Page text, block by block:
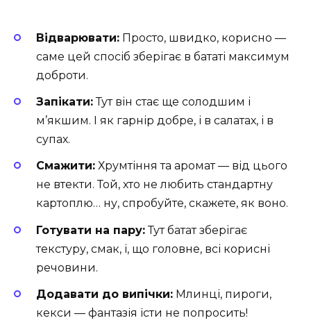
Відварювати: Просто, швидко, корисно —
саме цей спосіб зберігає в бататі максимум
доброти.
Запікати:Тут він стає ще солодшим і
м’якшим. І як гарнір добре, і в салатах, і в
супах.
Смажити: Хрумтіння та аромат — від цього
не втекти. Той, хто не любить стандартну
картоплю… ну, спробуйте, скажете, як воно.
Готувати на пару:Тут батат зберігає
текстуру, смак, і, що головне, всі корисні
речовини.
Додавати до випічки: Млинці, пироги,
кекси — фантазія їсти не попросить!